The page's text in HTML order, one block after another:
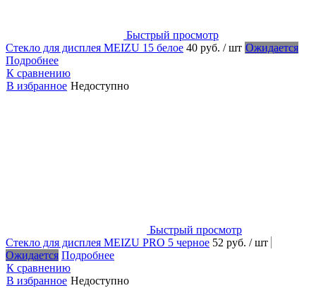
Быстрый просмотр
Стекло для дисплея MEIZU 15 белое 40 руб. / шт Ожидается
Подробнее
К сравнению
В избранное Недоступно
Быстрый просмотр
Стекло для дисплея MEIZU PRO 5 черное 52 руб. / шт
Ожидается Подробнее
К сравнению
В избранное Недоступно